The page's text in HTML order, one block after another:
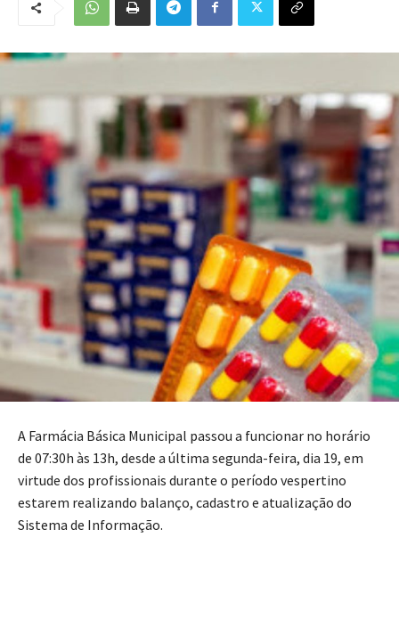
A Farmácia Básica Municipal passou a funcionar no horário
de 07:30h às 13h, desde a última segunda-feira, dia 19, em
virtude dos profissionais durante o período vespertino
estarem realizando balanço, cadastro e atualização do
Sistema de Informação.